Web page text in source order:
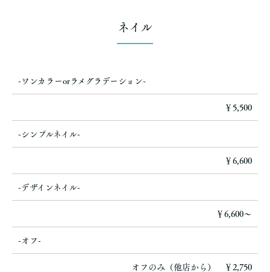
ネイル
-ワンカラーorラメグラデーション-
￥5,500
-シンプルネイル-
￥6,600
-デザインネイル-
￥6,600〜
-オフ-
オフのみ（他店から） ￥2,750